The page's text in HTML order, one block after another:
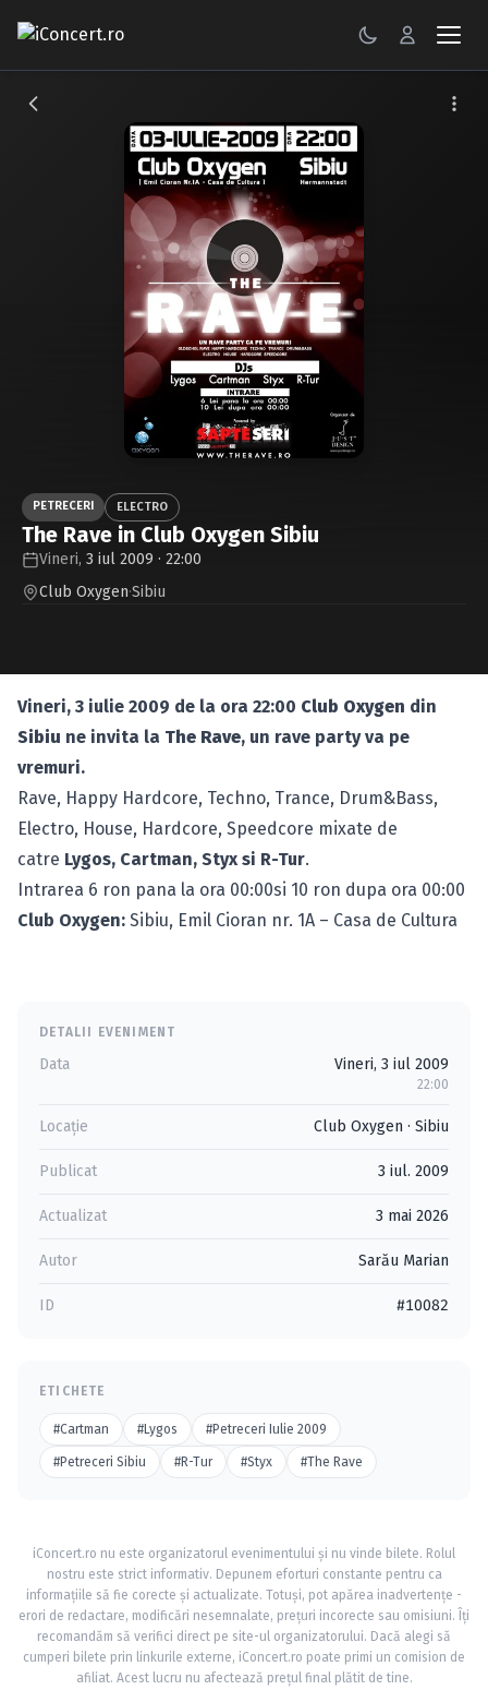
CONCERTE
Caută în site...
PETRECERI ELECTRO
The Rave in Club Oxygen Sibiu
Vineri, 3 iul 2009 · 22:00
Club Oxygen·Sibiu
Vineri, 3 iulie 2009 de la ora 22:00 Club Oxygen din
Sibiu ne invita la The Rave, un rave party va pe
vremuri.
Rave, Happy Hardcore, Techno, Trance, Drum&Bass,
Electro, House, Hardcore, Speedcore mixate de
catre Lygos, Cartman, Styx si R-Tur.
Intrarea 6 ron pana la ora 00:00si 10 ron dupa ora 00:00
Club Oxygen: Sibiu, Emil Cioran nr. 1A – Casa de Cultura
DETALII EVENIMENT
Data Vineri, 3 iul 2009
22:00
Locație Club Oxygen · Sibiu
Publicat 3 iul. 2009
Actualizat 3 mai 2026
Autor Sarău Marian
ID #10082
ETICHETE
#Cartman #Lygos #Petreceri Iulie 2009
#Petreceri Sibiu #R-Tur #Styx #The Rave
iConcert.ro nu este organizatorul evenimentului și nu vinde bilete. Rolul
nostru este strict informativ. Depunem eforturi constante pentru ca
informațiile să fie corecte și actualizate. Totuși, pot apărea inadvertențe -
erori de redactare, modificări nesemnalate, prețuri incorecte sau omisiuni. Îți
recomandăm să verifici direct pe site-ul organizatorului. Dacă alegi să
cumperi bilete prin linkurile externe, iConcert.ro poate primi un comision de
afiliat. Acest lucru nu afectează prețul final plătit de tine.